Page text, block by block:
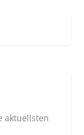
aktuellsten